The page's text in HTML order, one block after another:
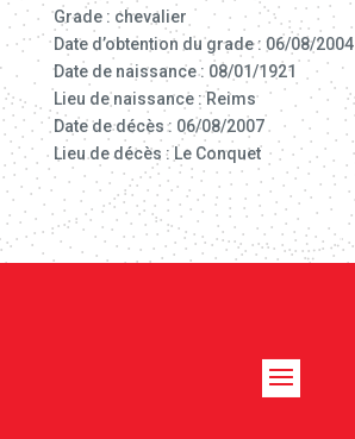
Grade : chevalier
Date d’obtention du grade : 06/08/2004
Date de naissance : 08/01/1921
Lieu de naissance : Reims
Date de décès : 06/08/2007
Lieu de décès : Le Conquet